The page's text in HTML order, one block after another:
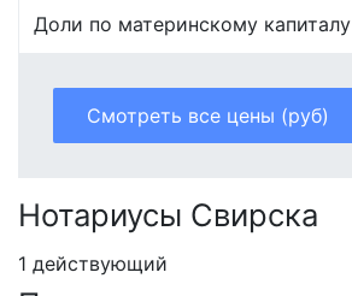
Доли по материнскому капиталу
Смотреть все цены (руб)
Нотариусы Свирска
1 действующий